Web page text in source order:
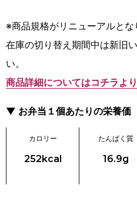
※商品規格がリニューアルとな
在庫の切り替え期間中は新旧
い。
商品詳細についてはコチラよ
▼ お弁当１個あたりの栄養価
カロリー
252kcal
たんぱく質
16.9g